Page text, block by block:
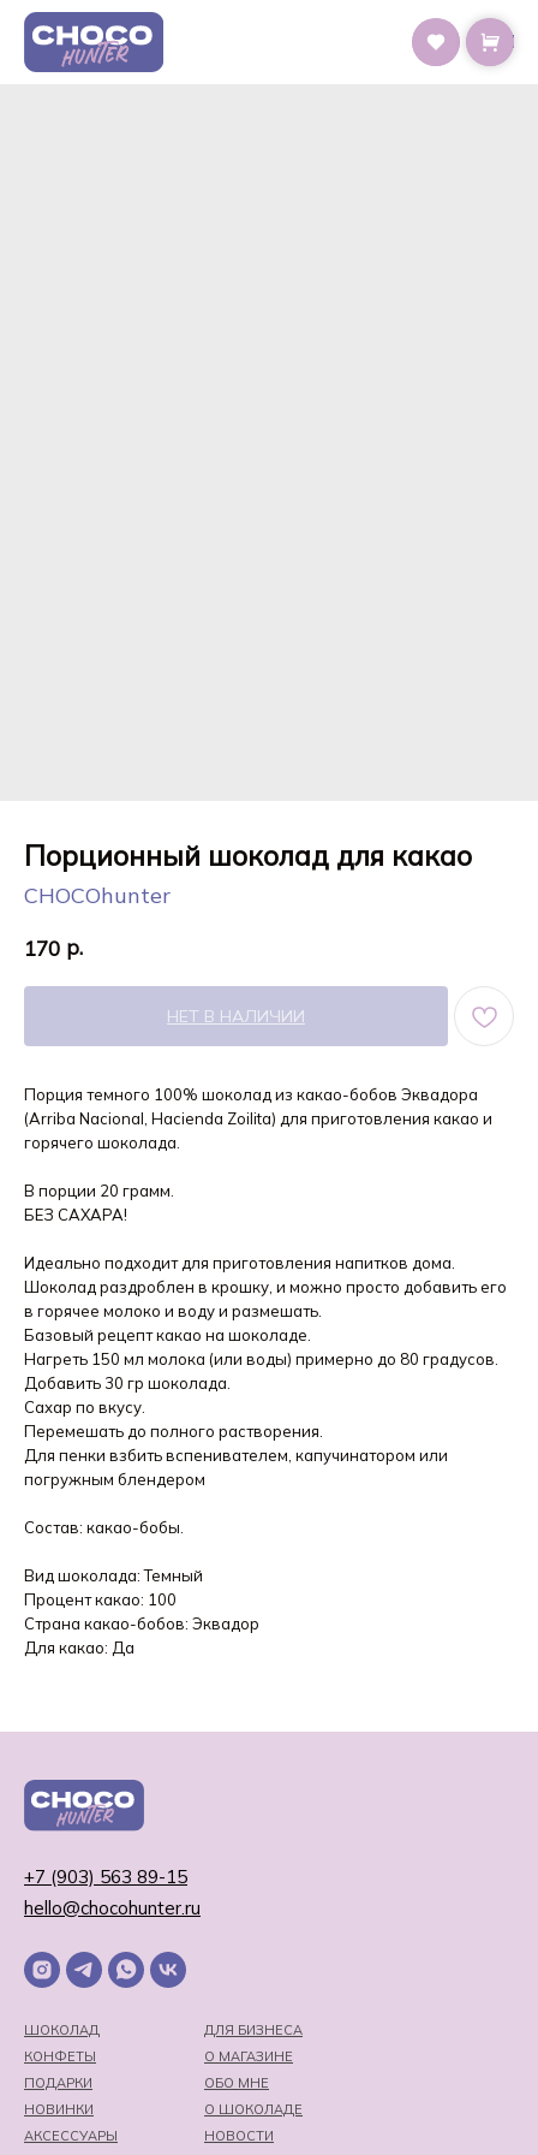
Порционный шоколад для какао
CHOCOhunter
170 р.
НЕТ В НАЛИЧИИ
Порция темного 100% шоколад из какао-бобов Эквадора
(Arriba Nacional, Hacienda Zoilita) для приготовления какао и
горячего шоколада.
В порции 20 грамм.
БЕЗ САХАРА!
Идеально подходит для приготовления напитков дома.
Шоколад раздроблен в крошку, и можно просто добавить его
в горячее молоко и воду и размешать.
Базовый рецепт какао на шоколаде.
Нагреть 150 мл молока (или воды) примерно до 80 градусов.
Добавить 30 гр шоколада.
Сахар по вкусу.
Перемешать до полного растворения.
Для пенки взбить вспенивателем, капучинатором или
погружным блендером
Состав: какао-бобы.
Вид шоколада: Темный
Процент какао: 100
Страна какао-бобов: Эквадор
Для какао: Да
ДЛЯ БИЗНЕСА
ШОКОЛАД
+7 (903) 563 89-15
О МАГАЗИНЕ
КОНФЕТЫ
О ШОКОЛАДЕ
НОВИНКИ
hello@chocohunter.ru
НОВОСТИ
АКСЕССУАРЫ
ОБО МНЕ
ПОДАРКИ